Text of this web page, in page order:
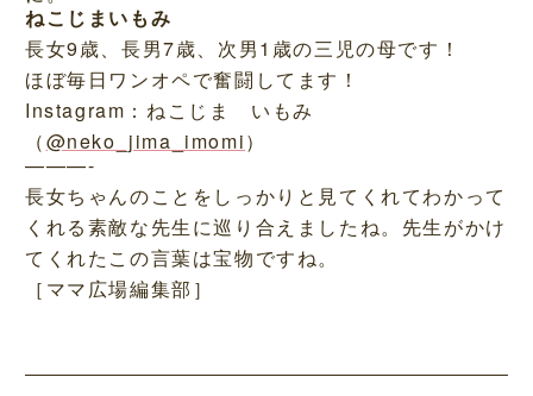
ねこじまいもみ
長女9歳、長男7歳、次男1歳の三児の母です！
ほぼ毎日ワンオペで奮闘してます！
Instagram：ねこじま いもみ
（@neko_jima_imomi）
———-
長女ちゃんのことをしっかりと見てくれてわかって
くれる素敵な先生に巡り合えましたね。先生がかけ
てくれたこの言葉は宝物ですね。
［ママ広場編集部］